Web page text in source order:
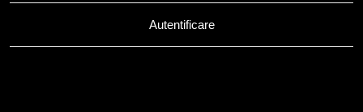
Autentificare